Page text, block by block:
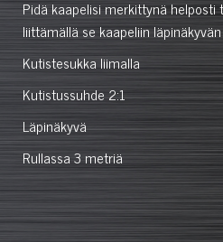
Pidä kaapelisi merkittynä
liittämällä se kaapeliin
Kutistesukka liimalla
Kutistussuhde 2:1
Läpinäkyvä
Rullassa 3 metriä